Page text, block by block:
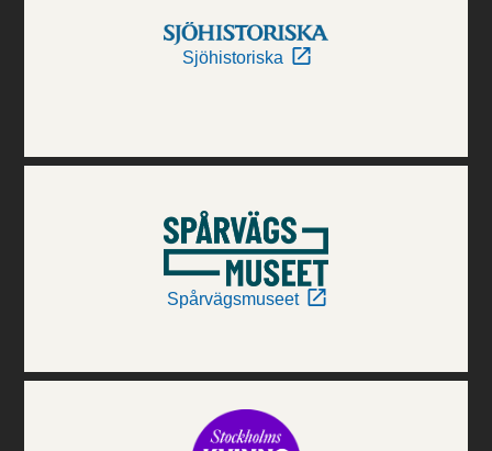
Sjöhistoriska
Spårvägsmuseet